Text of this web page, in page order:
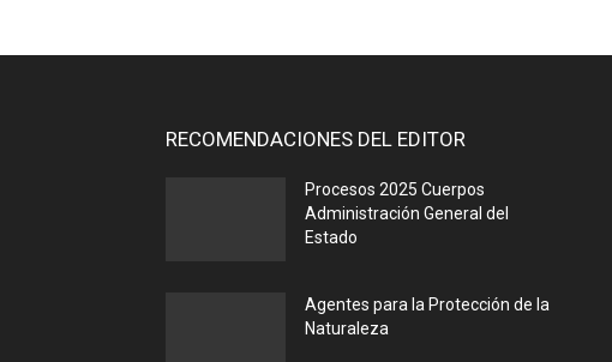
RECOMENDACIONES DEL EDITOR
Procesos 2025 Cuerpos
Administración General del
Estado
Agentes para la Protección de la
Naturaleza